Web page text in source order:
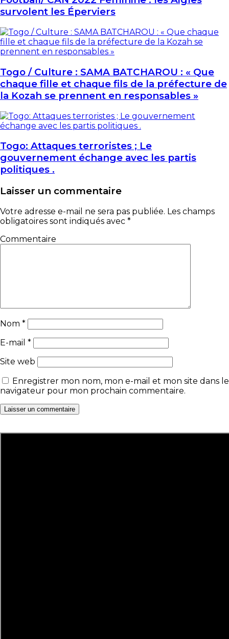
survolent les Éperviers
Togo / Culture : SAMA BATCHAROU : « Que
chaque fille et chaque fils de la préfecture de
la Kozah se prennent en responsables »
Togo: Attaques terroristes ; Le
gouvernement échange avec les partis
politiques .
Laisser un commentaire
Votre adresse e-mail ne sera pas publiée. Les champs
obligatoires sont indiqués avec *
Commentaire
Nom *
E-mail *
Site web
Enregistrer mon nom, mon e-mail et mon site dans le
navigateur pour mon prochain commentaire.